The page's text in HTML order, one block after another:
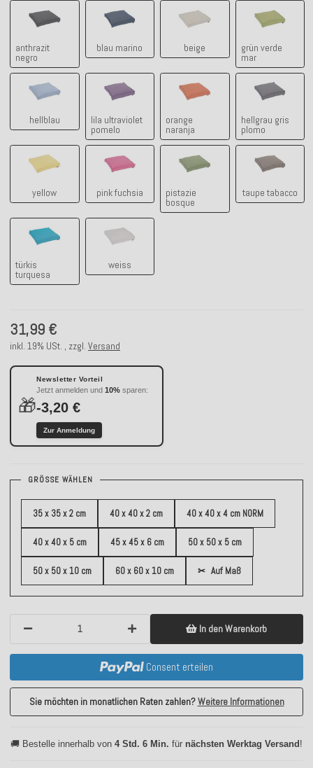
anthrazit
negro
anthrazit negro
blau marino
blau marino
beige
beige
grün verde
mar
grün
hellblau lila ultraviolet
pomelo
lila ultraviolet pomelo
orange
naranja
orange naranja
hellgrau gris
plomo
hellgrau
yellow
yellow
pink fuchsia
pink fuchsia
pistazie
bosque
pistazie bosque
taupe tabacco
taupe
türkis
turquesa
türkis turquesa
weiss
31,99 €
inkl. 19% USt. , zzgl. Versand
🎁
Newsletter Vorteil
Jetzt anmelden und 10% sparen:
-3,20 €
Zur Anmeldung
GRÖSSE WÄHLEN
35 x 35 x 2 cm 40 x 40 x 2 cm 40 x 40 x 4 cm NORM
40 x 40 x 5 cm 45 x 45 x 6 cm 50 x 50 x 5 cm
50 x 50 x 10 cm 60 x 60 x 10 cm ✂ Auf Maß
In den Warenkorb
Consent erteilen
Sie möchten in monatlichen Raten zahlen?Weitere Informationen
🚚 Bestelle innerhalb von 4 Std. 6 Min. für nächsten Werktag Versand!